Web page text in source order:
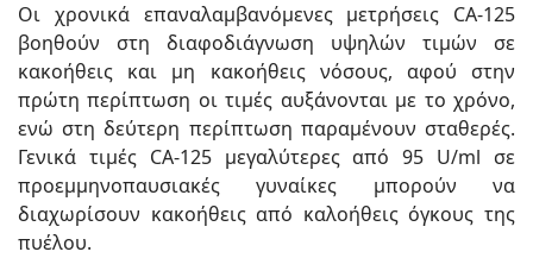
Οι χρονικά επαναλαμβανόμενες μετρήσεις CA-125
βοηθούν στη διαφοδιάγνωση υψηλών τιμών σε
κακοήθεις και μη κακοήθεις νόσους, αφού στην
πρώτη περίπτωση οι τιμές αυξάνονται με το χρόνο,
ενώ στη δεύτερη περίπτωση παραμένουν σταθερές.
Γενικά τιμές CA-125 μεγαλύτερες από 95 U/ml σε
προεμμηνοπαυσιακές γυναίκες μπορούν να
διαχωρίσουν κακοήθεις από καλοήθεις όγκους της
πυέλου.